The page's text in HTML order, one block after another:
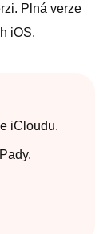
Plná verze
iOS.
iCloudu.